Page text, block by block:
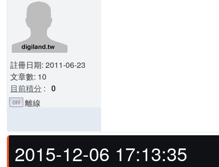
註冊日期: 2011-06-23
文章數: 10
目前積分 : 0
離線
2015-12-06 17:13:35